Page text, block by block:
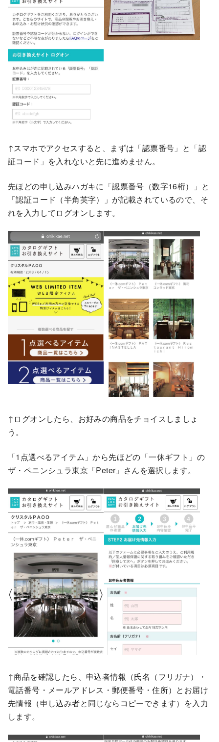
↑スマホでアクセスすると、まずは「認票番号」と「認
証コード」を入れないと先に進めません。
先ほどの申し込みハガキに「認票番号（数字16桁）」と
「認証コード（半角英字）」が記載されているので、そ
れを入力してログオンします。
↑ログオンしたら、お好みの商品をチョイスしましょ
う。
「1点選べるアイテム」から先ほどの「一休ギフト」の
ザ・ペニンシュラ東京「Peter」さんを選択します。
↑商品を確認したら、申込者情報（氏名（フリガナ）・
電話番号・メールアドレス・郵便番号・住所）とお届け
先情報（申し込み者と同じならコピーできます）を入力
します。